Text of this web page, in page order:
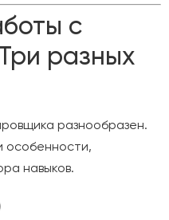
с
разных
разнообразен.
особенности,
навыков.